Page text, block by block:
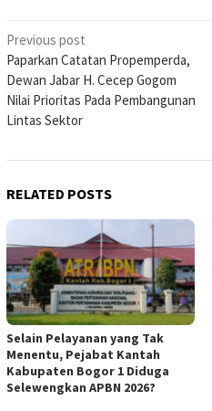
Post
navigation
Previous post
Paparkan Catatan Propemperda,
Dewan Jabar H. Cecep Gogom
Nilai Prioritas Pada Pembangunan
Lintas Sektor
RELATED POSTS
Selain Pelayanan yang Tak
Menentu, Pejabat Kantah
Kabupaten Bogor 1 Diduga
Selewengkan APBN 2026?